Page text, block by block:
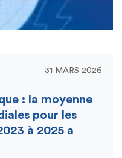
31 MARS 2026
: la moyenne
pour les
à 2025 a